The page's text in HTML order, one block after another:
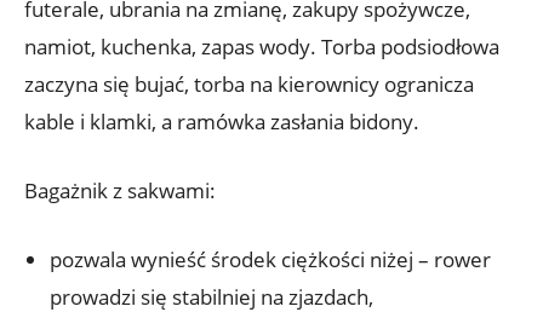
futerale, ubrania na zmianę, zakupy spożywcze,
namiot, kuchenka, zapas wody. Torba podsiodłowa
zaczyna się bujać, torba na kierownicy ogranicza
kable i klamki, a ramówka zasłania bidony.
Bagażnik z sakwami:
pozwala wynieść środek ciężkości niżej – rower
prowadzi się stabilniej na zjazdach,